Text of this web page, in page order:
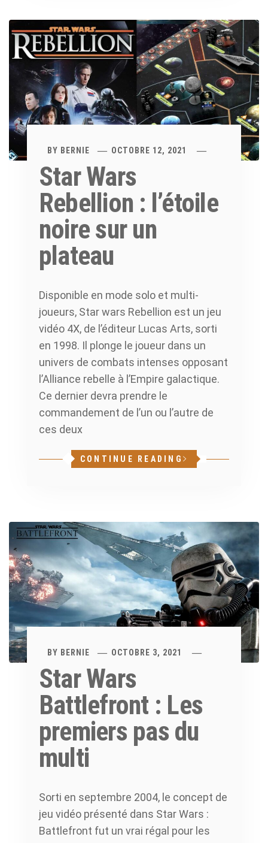
BY BERNIE OCTOBRE 12, 2021
Star Wars
Rebellion : l’étoile
noire sur un
plateau
Disponible en mode solo et multi-
joueurs, Star wars Rebellion est un jeu
vidéo 4X, de l’éditeur Lucas Arts, sorti
en 1998. Il plonge le joueur dans un
univers de combats intenses opposant
l’Alliance rebelle à l’Empire galactique.
Ce dernier devra prendre le
commandement de l’un ou l’autre de
ces deux
CONTINUE READING
BY BERNIE OCTOBRE 3, 2021
Star Wars
Battlefront : Les
premiers pas du
multi
Sorti en septembre 2004, le concept de
jeu vidéo présenté dans Star Wars :
Battlefront fut un vrai régal pour les